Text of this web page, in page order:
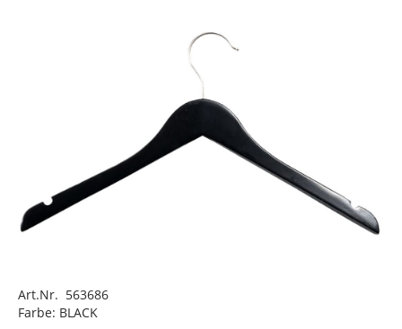
Art.Nr. 563686
Farbe: BLACK